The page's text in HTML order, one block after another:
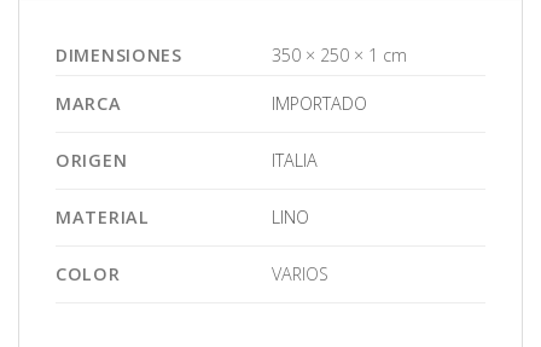
DIMENSIONES 350 × 250 × 1 cm
MARCA IMPORTADO
ORIGEN ITALIA
MATERIAL LINO
COLOR VARIOS